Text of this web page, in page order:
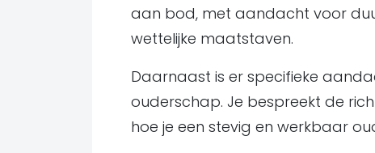
aan bod, met aandacht voor
wettelijke maatstaven.
Daarnaast is er specifieke
ouderschap. Je bespreekt de
hoe je een stevig en werkbaar